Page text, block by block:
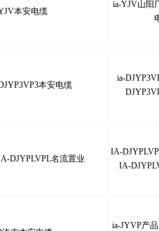
ia-YJV山阳
ia-
IA-
IA-
ia-JYVP产